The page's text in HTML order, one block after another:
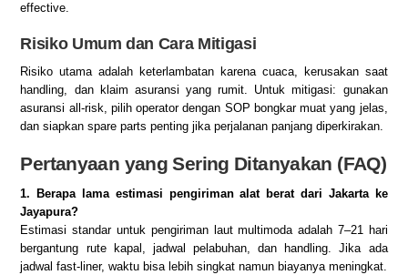
effective.
Risiko Umum dan Cara Mitigasi
Risiko utama adalah keterlambatan karena cuaca, kerusakan saat
handling, dan klaim asuransi yang rumit. Untuk mitigasi: gunakan
asuransi all-risk, pilih operator dengan SOP bongkar muat yang jelas,
dan siapkan spare parts penting jika perjalanan panjang diperkirakan.
Pertanyaan yang Sering Ditanyakan (FAQ)
1. Berapa lama estimasi pengiriman alat berat dari Jakarta ke
Jayapura?
Estimasi standar untuk pengiriman laut multimoda adalah 7–21 hari
bergantung rute kapal, jadwal pelabuhan, dan handling. Jika ada
jadwal fast-liner, waktu bisa lebih singkat namun biayanya meningkat.